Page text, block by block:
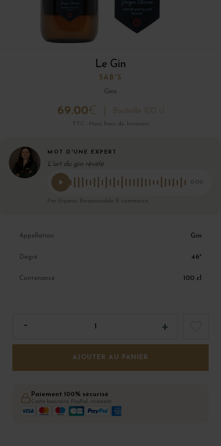
Le Gin
SAB'S
Gins
69.00€ Bouteille 100 cl
TTC · Hors frais de livraison
MOT D'UNE EXPERT
L'art du gin révélé
0:00
Par Eryane, Responsable E-commerce
Appellation Gin
Degré 46°
Contenance 100 cl
AJOUTER AU PANIER
Paiement 100% sécurisé
Carte bancaire, PayPal, virement